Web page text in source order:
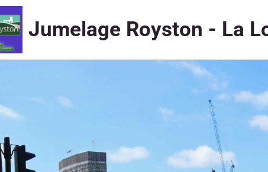
Jumelage Royston - La